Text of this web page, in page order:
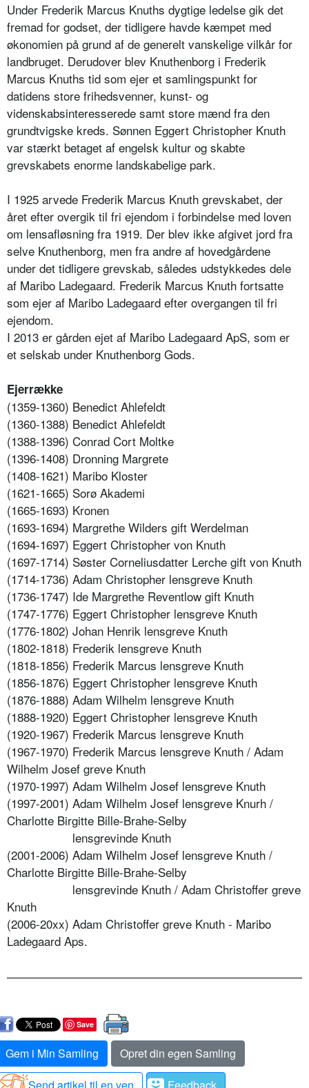
Under Frederik Marcus Knuths dygtige ledelse gik det
fremad for godset, der tidligere havde kæmpet med
økonomien på grund af de generelt vanskelige vilkår for
landbruget. Derudover blev Knuthenborg i Frederik
Marcus Knuths tid som ejer et samlingspunkt for
datidens store frihedsvenner, kunst- og
videnskabsinteresserede samt store mænd fra den
grundtvigske kreds. Sønnen Eggert Christopher Knuth
var stærkt betaget af engelsk kultur og skabte
grevskabets enorme landskabelige park.
I 1925 arvede Frederik Marcus Knuth grevskabet, der
året efter overgik til fri ejendom i forbindelse med loven
om lensafløsning fra 1919. Der blev ikke afgivet jord fra
selve Knuthenborg, men fra andre af hovedgårdene
under det tidligere grevskab, således udstykkedes dele
af Maribo Ladegaard. Frederik Marcus Knuth fortsatte
som ejer af Maribo Ladegaard efter overgangen til fri
ejendom.
I 2013 er gården ejet af Maribo Ladegaard ApS, som er
et selskab under Knuthenborg Gods.
Ejerrække
(1359-1360) Benedict Ahlefeldt
(1360-1388) Benedict Ahlefeldt
(1388-1396) Conrad Cort Moltke
(1396-1408) Dronning Margrete
(1408-1621) Maribo Kloster
(1621-1665) Sorø Akademi
(1665-1693) Kronen
(1693-1694) Margrethe Wilders gift Werdelman
(1694-1697) Eggert Christopher von Knuth
(1697-1714) Søster Corneliusdatter Lerche gift von Knuth
(1714-1736) Adam Christopher lensgreve Knuth
(1736-1747) Ide Margrethe Reventlow gift Knuth
(1747-1776) Eggert Christopher lensgreve Knuth
(1776-1802) Johan Henrik lensgreve Knuth
(1802-1818) Frederik lensgreve Knuth
(1818-1856) Frederik Marcus lensgreve Knuth
(1856-1876) Eggert Christopher lensgreve Knuth
(1876-1888) Adam Wilhelm lensgreve Knuth
(1888-1920) Eggert Christopher lensgreve Knuth
(1920-1967) Frederik Marcus lensgreve Knuth
(1967-1970) Frederik Marcus lensgreve Knuth / Adam
Wilhelm Josef greve Knuth
(1970-1997) Adam Wilhelm Josef lensgreve Knuth
(1997-2001) Adam Wilhelm Josef lensgreve Knurh /
Charlotte Birgitte Bille-Brahe-Selby
lensgrevinde Knuth
(2001-2006) Adam Wilhelm Josef lensgreve Knuth /
Charlotte Birgitte Bille-Brahe-Selby
lensgrevinde Knuth / Adam Christoffer greve
Knuth
(2006-20xx) Adam Christoffer greve Knuth - Maribo
Ladegaard Aps.
Save
Gem i Min Samling
Opret din egen Samling